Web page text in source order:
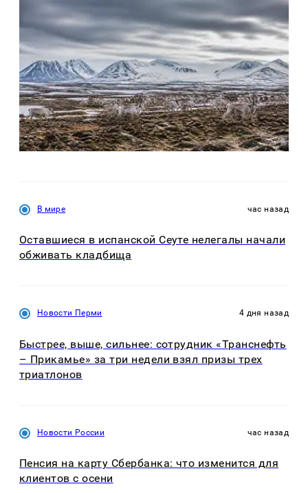
В мире час назад
Оставшиеся в испанской Сеуте нелегалы начали
обживать кладбища
Новости Перми 4 дня назад
Быстрее, выше, сильнее: сотрудник «Транснефть
– Прикамье» за три недели взял призы трех
триатлонов
Новости России час назад
Пенсия на карту Сбербанка: что изменится для
клиентов с осени